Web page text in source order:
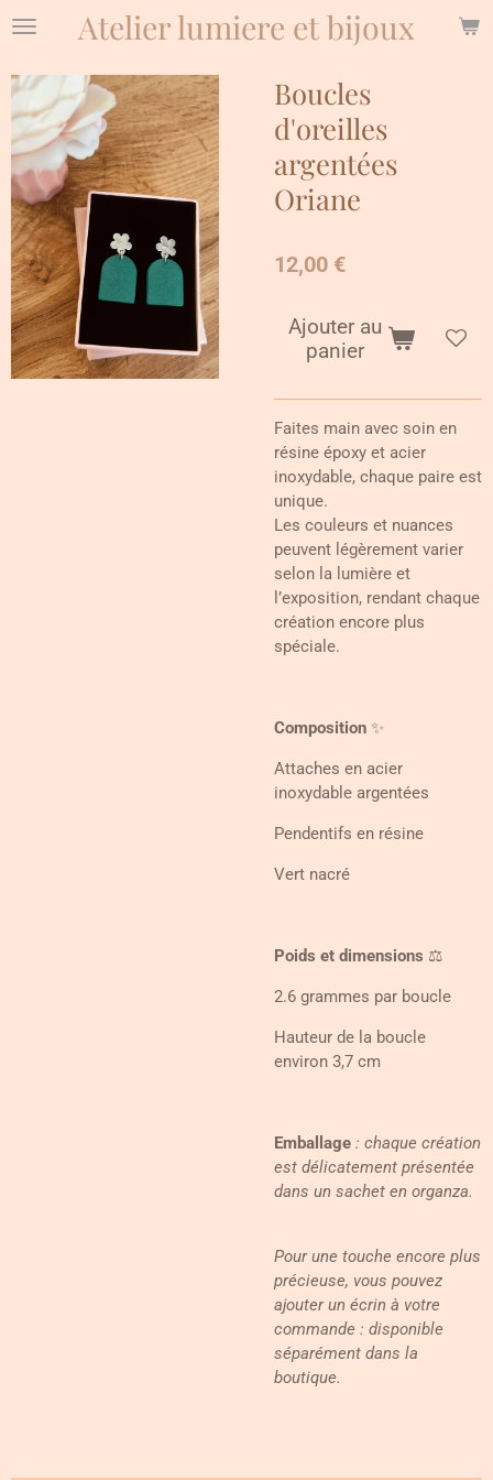
Passer
principal
Atelier lumiere et bijoux
Boucles
d'oreilles
argentées
Oriane
12,00 €
Ajouter au
panier
Faites main avec soin en
résine époxy et acier
inoxydable, chaque paire est
unique.
Les couleurs et nuances
peuvent légèrement varier
selon la lumière et
l’exposition, rendant chaque
création encore plus
spéciale.
Composition ✨
Attaches en acier
inoxydable argentées
Pendentifs en résine
Vert nacré
Poids et dimensions ⚖️
2.6 grammes par boucle
Hauteur de la boucle
environ 3,7 cm
Emballage : chaque création
est délicatement présentée
dans un sachet en organza.
Pour une touche encore plus
précieuse, vous pouvez
ajouter un écrin à votre
commande : disponible
séparément dans la
boutique.